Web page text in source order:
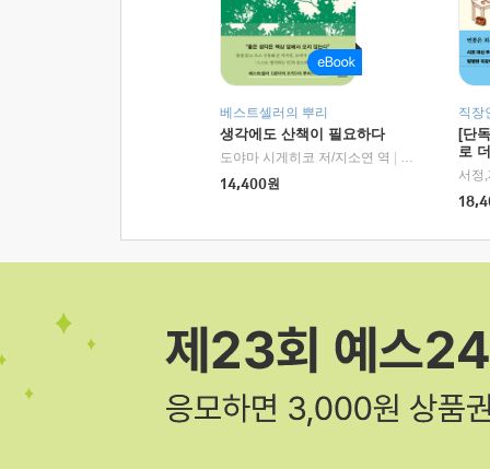
베스트셀러의 뿌리
생각에도 산책이 필요하다
도야마 시게히코 저/지소연 역
알에이치코리
14,400원
직장
[단
로